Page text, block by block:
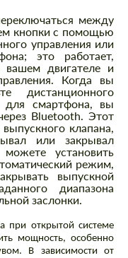
между
кнопки с помощью
управления или
это работает,
вашем двигателе и
Когда вы
дистанционного
для смартфона, вы
Bluetooth. Этот
клапана,
или закрывал
установить
режим,
выпускной
диапазона
заслонки.
при открытой системе
мощность, особенно
В зависимости от